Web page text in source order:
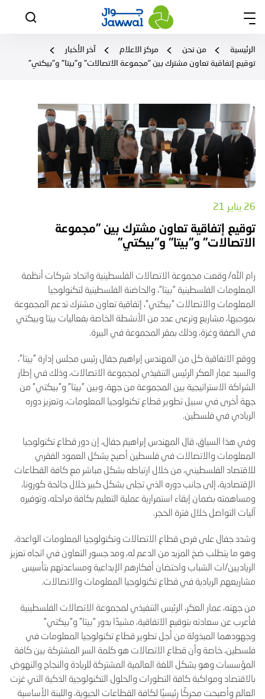
الرئيسية من نحن مركز الاعلام
آخر الأخبار
توقيع إتفاقية تعاون مشترك بين "مجموعة الاتصالات" و"بيتا" و"بيكتي"
26 يناير 21
توقيع إتفاقية تعاون مشترك بين "مجموعة
الاتصالات" و"بيتا" و"بيكتي"
رام الله/ وقعت مجموعة الاتصالات الفلسطينية واتحاد شركات أنظمة
المعلومات الفلسطينية "بيتا"، والحاضنة الفلسطينية لتكنولوجيا
المعلومات والاتصالات "بيكتي"، إتفاقية تعاون مشترك تدعم المجموعة
بموجبها، مشاريع وترعى عدد من الأنشطة الخاصة بفعاليات بيتا وبيكتي
في الضفة وغزة، وذلك بمقر المجموعة في البيرة.
ووقع الاتفاقية كل من المهندس إبراهيم جفال رئيس مجلس إدارة "بيتا"،
والسيد عمار العكر الرئيس التنفيذي لمجموعة الاتصالات، وذلك في إطار
الشراكة الاستراتيجية بين المجموعة من جهة، وبين "بيتا" و"بيكتي" من
جهة أخرى في سبيل تطوير قطاع تكنولوجيا المعلومات، وتعزيز دوره
الريادي في فلسطين.
وفي هذا السياق، قال المهندس إبراهيم جفال، إن دور قطاع تكنولوجيا
المعلومات والاتصالات في فلسطين أصبح يشكل العمود الفقري
للاقتصاد الفلسطيني، من خلال ارتباطه بشكل مباشر مع كافة القطاعات
الإقتصادية، إلى جانب دوره الذي تجلى بشكل كبير خلال جائحة كورونا،
ومساهمته بضمان إبقاء استمرارية عملية التعليم بكافة مراحله، وتوفيره
آليات التواصل خلال فترة الحجر.
وشدد جفال على فرص قطاع الاتصالات وتكنولوجيا المعلومات الواعدة،
وهو ما يتطلب ضخ المزيد من الدعم له، ومد جسور التعاون في اتجاه تعزيز
الرياديين/ات الشباب واحتضان أفكارهم الإبداعية ومساعدتهم بتأسيس
مشاريعهم الريادية في قطاع تكنولوجيا المعلومات والاتصالات.
من جهته، عمار العكر، الرئيس التنفيذي لمجموعة الاتصالات الفلسطينية
فأعرب عن سعادته بتوقيع الاتفاقية، مشيدًا بدور "بيتا" و"بيكتي"
وجهودهما المبذولة من أجل تطوير قطاع تكنولوجيا المعلومات في
فلسطين، خاصة وأن قطاع الاتصالات هو كلمة السر المشتركة بين كافة
المؤسسات وهو يشكل اللغة العالمية المشتركة للريادة والنجاح والنهوض
بالاقتصاد ومواكبة كافة التطورات والحلول التكنولوجية الذكية التي غزت
العالم وأصبحت محركًا رئيسيًا لكافة القطاعات الحيوية، واللبنة الأساسية